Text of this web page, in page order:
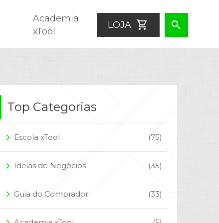
Academia
xTool
LOJA shopping_cart search
Top Categorias
arrow_forward_ios Escola xTool (75)
arrow_forward_ios Ideias de Negócios (35)
arrow_forward_ios Guia do Comprador (33)